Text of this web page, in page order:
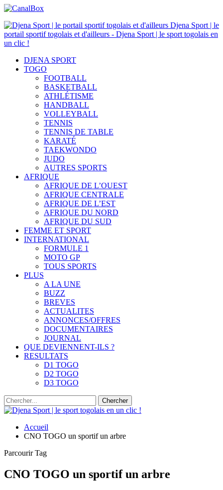
Djena Sport | le
portail sportif togolais et d'ailleurs - Djena Sport | le sport togolais en
un clic !
DJENA SPORT
TOGO
FOOTBALL
BASKETBALL
ATHLÉTISME
HANDBALL
VOLLEYBALL
TENNIS
TENNIS DE TABLE
KARATÉ
TAEKWONDO
JUDO
AUTRES SPORTS
AFRIQUE
AFRIQUE DE L’OUEST
AFRIQUE CENTRALE
AFRIQUE DE L’EST
AFRIQUE DU NORD
AFRIQUE DU SUD
FEMME ET SPORT
INTERNATIONAL
FORMULE 1
MOTO GP
TOUS SPORTS
PLUS
A LA UNE
BUZZ
BREVES
ACTUALITES
ANNONCES/OFFRES
DOCUMENTAIRES
JOURNAL
QUE DEVIENNENT-ILS ?
RESULTATS
D1 TOGO
D2 TOGO
D3 TOGO
Accueil
CNO TOGO un sportif un arbre
Parcourir Tag
CNO TOGO un sportif un arbre